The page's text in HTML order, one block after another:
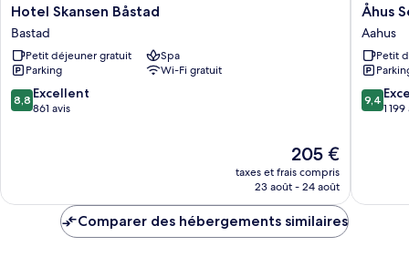
Hotel
Skansen
Båstad
Bastad
Hotel Skansen Båstad
Bastad
Petit déjeuner gratuit
Spa
Parking
Wi-Fi gratuit
8.8
sur
8,8 Excellent
861 avis
Le
nouveau
prix
de
205 €
taxes et frais compris
23 août - 24 août
Åhus
Seaside
Aahus
Åhus
Aahus
Petit
9.4
sur
9,4
1
Comparer des hébergements similaires